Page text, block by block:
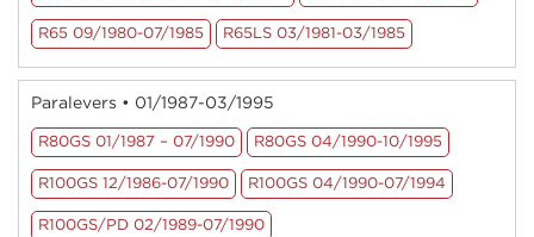
R65 09/1980-07/1985 R65LS 03/1981-03/1985
Paralevers • 01/1987-03/1995
R80GS 01/1987 – 07/1990 R80GS 04/1990-10/1995
R100GS 12/1986-07/1990 R100GS 04/1990-07/1994
R100GS/PD 02/1989-07/1990